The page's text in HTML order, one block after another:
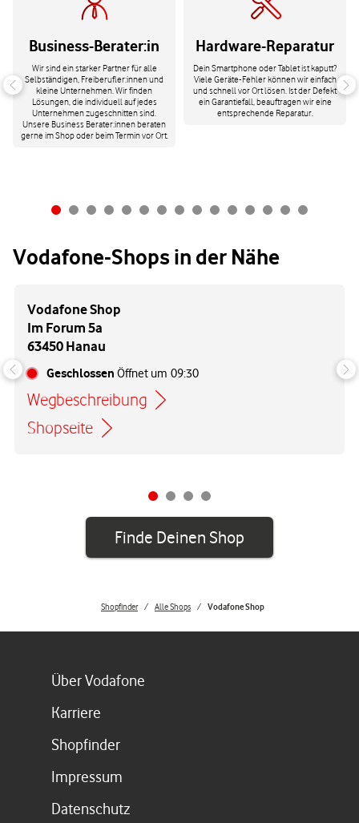
Business-Berater:in
Wir sind ein starker Partner für alle
Selbständigen, Freiberufler:innen und
kleine Unternehmen. Wir finden
Lösungen, die individuell auf jedes
Unternehmen zugeschnitten sind.
Unsere Business Berater:innen beraten
gerne im Shop oder beim Termin vor Ort.
Hardware-Reparatur
Dein Smartphone oder Tablet ist kaputt?
Viele Geräte-Fehler können wir einfach
und schnell vor Ort lösen. Ist der Defekt
ein Garantiefall, beauftragen wir eine
entsprechende Reparatur.
Vodafone-Shops in der Nähe
Vodafone Shop
Im Forum 5a
63450 Hanau
Geschlossen Öffnet um 09:30
Wegbeschreibung
Link öffnet in einem neuen Tab
Shopseite
Finde Deinen Shop
Shopfinder Alle Shops Vodafone Shop
Über Vodafone
Karriere
ShopfinderLink öffnet in einem neuen Tab
Impressum
Datenschutz